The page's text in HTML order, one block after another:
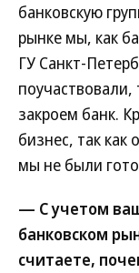
банковскую
рынке мы, как
ГУ Санкт-
закроем банк.
бизнес, так как
мы не были
— С учетом
банковском
считаете,